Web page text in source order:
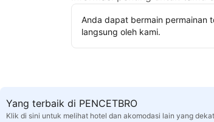
Anda dapat bermain permainan
langsung oleh kami.
Yang terbaik di PENCETBRO
Klik di sini untuk melihat hotel dan akomodasi lain yang